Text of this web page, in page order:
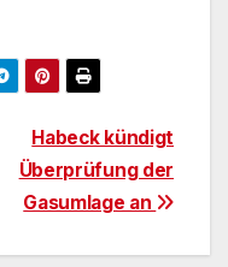
Habeck kündigt
Überprüfung der
Gasumlage an